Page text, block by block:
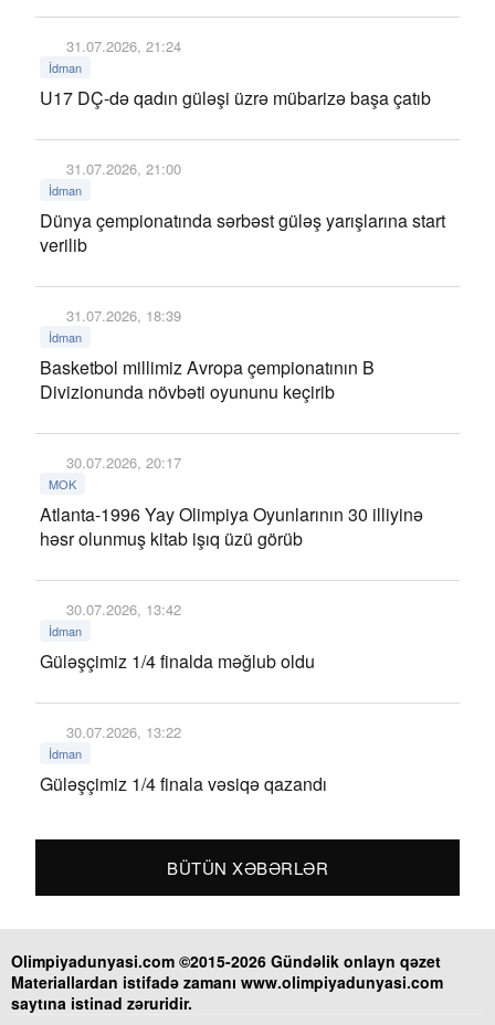
31.07.2026, 21:24
İdman
U17 DÇ-də qadın güləşi üzrə mübarizə başa çatıb
31.07.2026, 21:00
İdman
Dünya çempionatında sərbəst güləş yarışlarına start
verilib
31.07.2026, 18:39
İdman
Basketbol millimiz Avropa çempionatının B
Divizionunda növbəti oyununu keçirib
30.07.2026, 20:17
MOK
Atlanta-1996 Yay Olimpiya Oyunlarının 30 illiyinə
həsr olunmuş kitab işıq üzü görüb
30.07.2026, 13:42
İdman
Güləşçimiz 1/4 finalda məğlub oldu
30.07.2026, 13:22
İdman
Güləşçimiz 1/4 finala vəsiqə qazandı
BÜTÜN XƏBƏRLƏR
Olimpiyadunyasi.com ©2015-2026 Gündəlik onlayn qəzet
Materiallardan istifadə zamanı www.olimpiyadunyasi.com
saytına istinad zəruridir.